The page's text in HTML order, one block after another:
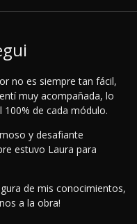
no es siempre tan fácil,
muy acompañada, lo
de cada módulo.
y desafiante
estuvo Laura para
de mis conocimientos,
a la obra!